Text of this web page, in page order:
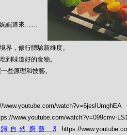
娓娓道來……
界，修行體驗新維度。
到味道好的食物。
些原理和技藝。
watch?v=6jeslUmghEA
www.youtube.com/watch?v=099cmv-
自然廚藝 3 https://